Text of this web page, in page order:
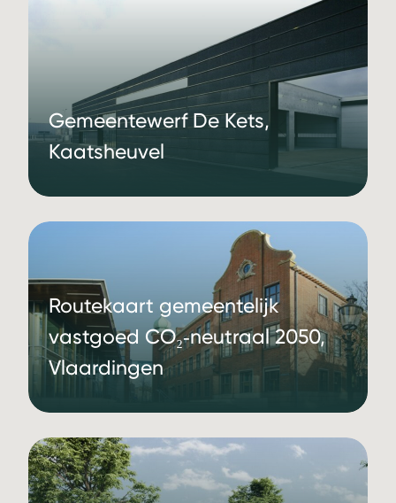
Gemeentewerf De Kets,
Kaatsheuvel
Routekaart gemeentelijk
vastgoed CO₂‑neutraal 2050,
Vlaardingen